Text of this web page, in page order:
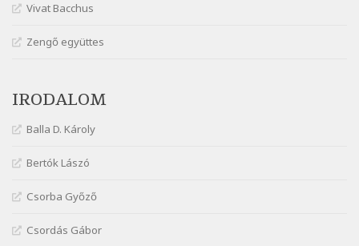
Szélkiáltó
Márai Sándor: Hol vagyok?
Szélkiáltó
Márai Sándor: Ujjgyakorlat 8
Márai Sándor: Zsoltár
Mária Sándor: Hallgatás
Szélkiáltó
Vivat Bacchus
Zengő együttes
IRODALOM
Balla D. Károly
Bertók Lászó
Csorba Győző
Csordás Gábor